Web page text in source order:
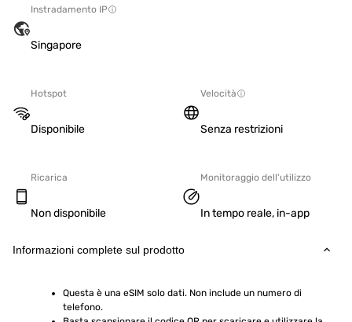
Instradamento IP
Singapore
Hotspot
Disponibile
Velocità
Senza restrizioni
Ricarica
Non disponibile
Monitoraggio dell'utilizzo
In tempo reale, in-app
Informazioni complete sul prodotto
Questa è una eSIM solo dati. Non include un numero di
telefono.